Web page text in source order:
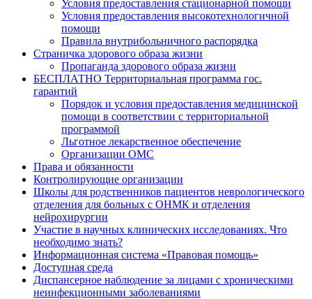
Условия предоставления стационарной помощи
Условия предоставления высокотехнологичной
помощи
Правила внутрибольничного распорядка
Страничка здорового образа жизни
Пропаганда здорового образа жизни
БЕСПЛАТНО Территориальная программа гос.
гарантий
Порядок и условия предоставления медицинской
помощи в соответствии с территориальной
программой
Льготное лекарственное обеспечение
Организации ОМС
Права и обязанности
Контролирующие организации
Школы для родственников пациентов неврологического
отделения для больных с ОНМК и отделения
нейрохирургии
Участие в научных клинических исследованиях. Что
необходимо знать?
Информационная система «Правовая помощь»
Доступная среда
Диспансерное наблюдение за лицами с хроническими
неинфекционными заболеваниями